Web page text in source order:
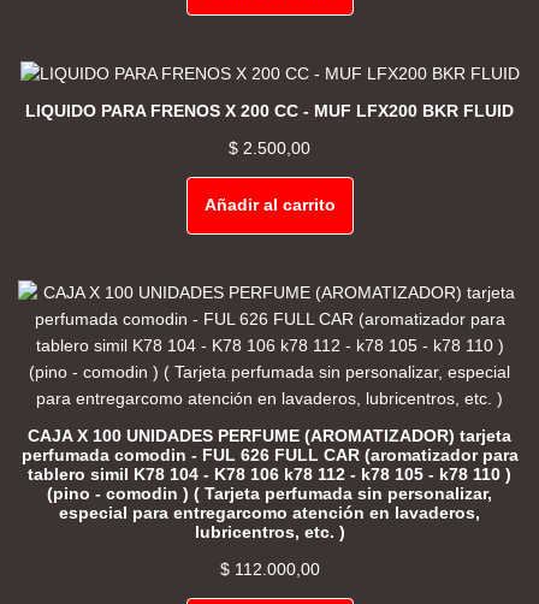
LIQUIDO PARA FRENOS X 200 CC - MUF LFX200 BKR FLUID
$ 2.500,00
Añadir al carrito
CAJA X 100 UNIDADES PERFUME (AROMATIZADOR) tarjeta
perfumada comodin - FUL 626 FULL CAR (aromatizador para
tablero simil K78 104 - K78 106 k78 112 - k78 105 - k78 110 )
(pino - comodin ) ( Tarjeta perfumada sin personalizar,
especial para entregarcomo atención en lavaderos,
lubricentros, etc. )
$112.000,00